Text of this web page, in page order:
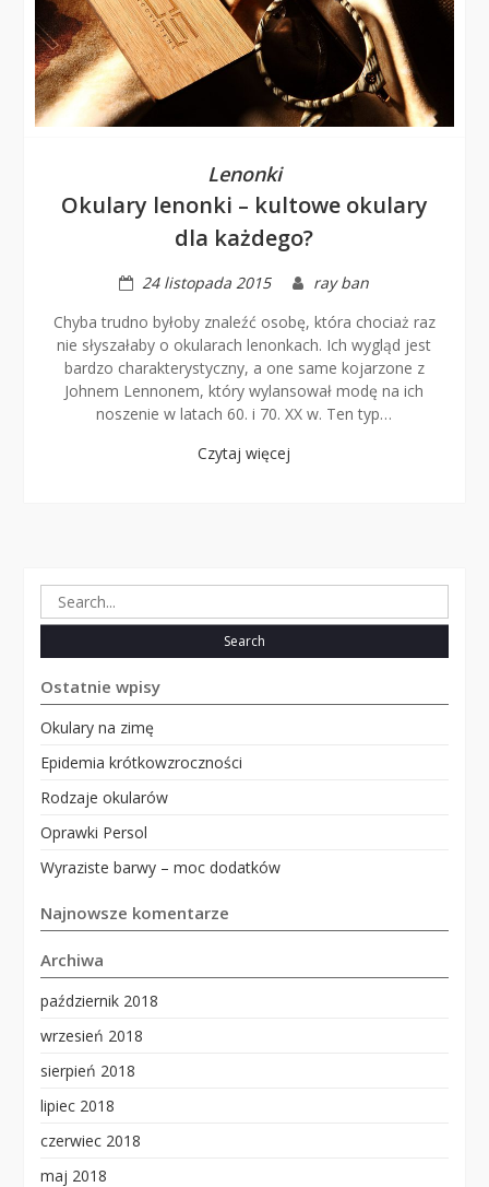
Lenonki
Okulary lenonki – kultowe okulary
dla każdego?
24 listopada 2015
ray ban
Chyba trudno byłoby znaleźć osobę, która chociaż raz
nie słyszałaby o okularach lenonkach. Ich wygląd jest
bardzo charakterystyczny, a one same kojarzone z
Johnem Lennonem, który wylansował modę na ich
noszenie w latach 60. i 70. XX w. Ten typ…
Czytaj więcej
Search
for:
Ostatnie wpisy
Okulary na zimę
Epidemia krótkowzroczności
Rodzaje okularów
Oprawki Persol
Wyraziste barwy – moc dodatków
Najnowsze komentarze
Archiwa
październik 2018
wrzesień 2018
sierpień 2018
lipiec 2018
czerwiec 2018
maj 2018